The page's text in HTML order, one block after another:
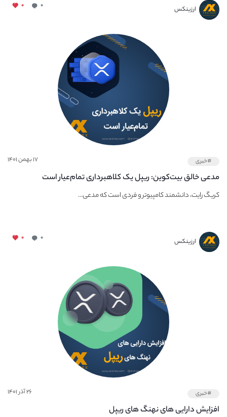
ارزینکس ۰ ۰
#خبری ۱۷ بهمن ۱۴۰۱
مدعی خالق بیت‌کوین: ریپل یک کلاهبرداری تمام‌عیار است
کریگ رایت، دانشمند کامپیوتر و فردی است که مدعی...
ارزینکس ۰ ۰
#خبری ۲۶ آذر ۱۴۰۱
افزایش دارایی‌ های نهنگ‌ های ریپل